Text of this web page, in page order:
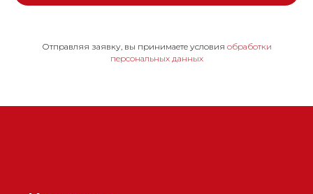
Отправляя заявку, вы принимаете условия обработки
персональных данных